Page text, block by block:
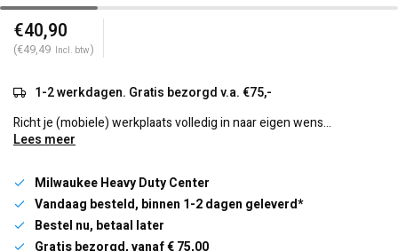
€40,90
(€49,49 Incl. btw)
1-2 werkdagen. Gratis bezorgd v.a. €75,-
Richt je (mobiele) werkplaats volledig in naar eigen wens...
Lees meer
Milwaukee Heavy Duty Center
Vandaag besteld, binnen 1-2 dagen geleverd*
Bestel nu, betaal later
Gratis bezorgd, vanaf € 75,00